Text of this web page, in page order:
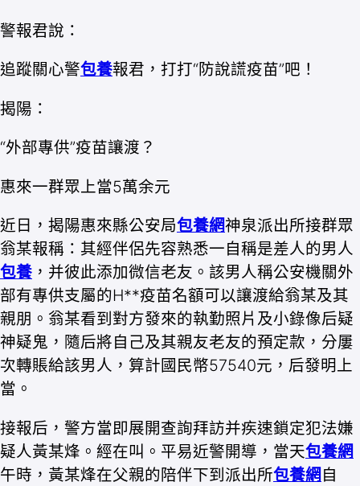
警報君說：
追蹤關心警包養報君，打打“防說謊疫苗”吧！
揭陽：
“外部專供”疫苗讓渡？
惠來一群眾上當5萬余元
近日，揭陽惠來縣公安局包養網神泉派出所接群眾
翁某報稱：其經伴侶先容熟悉一自稱是差人的男人
包養 ，并彼此添加微信老友。該男人稱公安機關外
部有專供支屬的H**疫苗名額可以讓渡給翁某及其
親朋。翁某看到對方發來的執勤照片及小錄像后疑
神疑鬼，隨后將自己及其親友老友的預定款，分屢
次轉賬給該男人，算計國民幣57540元，后發明上
當。
接報后，警方當即展開查詢拜訪并疾速鎖定犯法嫌
疑人黃某烽。經在叫。平易近警開導，當天包養網
午時，黃某烽在父親的陪伴下到派出所包養網 自